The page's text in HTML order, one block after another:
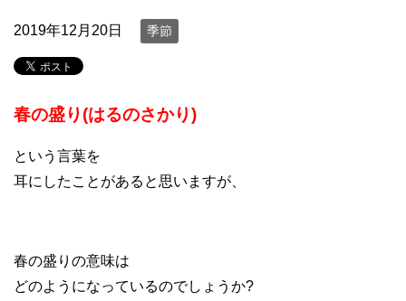
2019年12月20日 季節
春の盛り(はるのさかり)
という言葉を
耳にしたことがあると思いますが、
春の盛りの意味は
どのようになっているのでしょうか?